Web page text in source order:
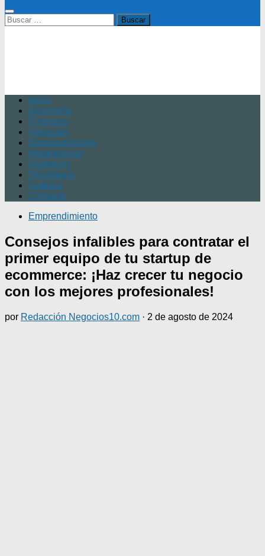
Buscar:
Inicio
Economía
Finanzas
Negocios
Emprendedores
Internacional
Marketing
Tecnología
Noticias
Contacto
Emprendimiento
Consejos infalibles para contratar el
primer equipo de tu startup de
ecommerce: ¡Haz crecer tu negocio
con los mejores profesionales!
por Redacción Negocios10.com · 2 de agosto de 2024